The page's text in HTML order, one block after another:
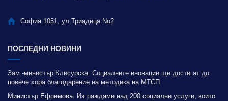
София 1051, ул.Триадица No2
ПОСЛЕДНИ НОВИНИ
Зам.-министър Клисурска: Социалните иновации ще достигат до
повече хора благодарение на методика на МТСП
Министър Ефремова: Изграждаме над 200 социални услуги, които